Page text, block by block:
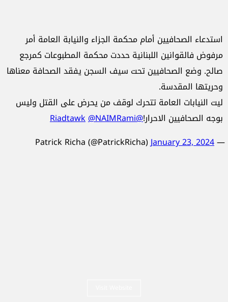
استدعاء الصحافيين أمام محكمة الجزاء والنيابة العامة أمر
مرفوض فالقوانين اللبنانية حددت محكمة المطبوعات كمرجع
صالح. وضع الصحافيين تحت سيف السجن يفقد الصحافة معناها
وحريتها المقدسة.
ليت النيابات العامة تتحرك لوقف من يحرض على القتل وليس
بوجه الصحافيين الاحرار!@Riadtawk
@NAIMRami
— Patrick Richa (@PatrickRicha)
January 23, 2024